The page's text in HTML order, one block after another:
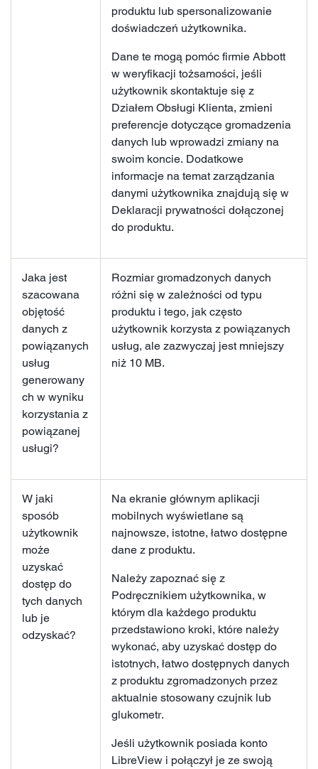
produktu lub spersonalizowanie
doświadczeń użytkownika.
Dane te mogą pomóc firmie Abbott
w weryfikacji tożsamości, jeśli
użytkownik skontaktuje się z
Działem Obsługi Klienta, zmieni
preferencje dotyczące gromadzenia
danych lub wprowadzi zmiany na
swoim koncie. Dodatkowe
informacje na temat zarządzania
danymi użytkownika znajdują się w
Deklaracji prywatności dołączonej
do produktu.
Jaka jest
szacowana
objętość
danych z
powiązanych
usług
generowany
ch w wyniku
korzystania z
powiązanej
usługi?
Rozmiar gromadzonych danych
różni się w zależności od typu
produktu i tego, jak często
użytkownik korzysta z powiązanych
usług, ale zazwyczaj jest mniejszy
niż 10 MB.
W jaki
sposób
użytkownik
może
uzyskać
dostęp do
tych danych
lub je
odzyskać?
Na ekranie głównym aplikacji
mobilnych wyświetlane są
najnowsze, istotne, łatwo dostępne
dane z produktu.
Należy zapoznać się z
Podręcznikiem użytkownika, w
którym dla każdego produktu
przedstawiono kroki, które należy
wykonać, aby uzyskać dostęp do
istotnych, łatwo dostępnych danych
z produktu zgromadzonych przez
aktualnie stosowany czujnik lub
glukometr.
Jeśli użytkownik posiada konto
LibreView i połączył je ze swoją